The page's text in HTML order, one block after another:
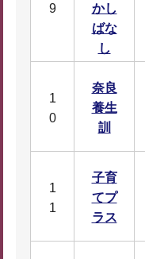
9
かし
ばな
し
1
0
奈良
養生
訓
1
1
子育
てプ
ラス